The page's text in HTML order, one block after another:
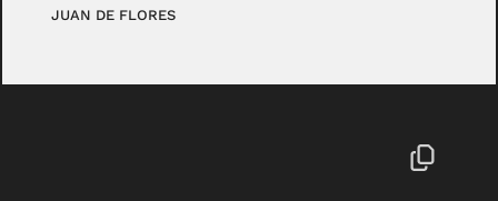
JUAN DE FLORES